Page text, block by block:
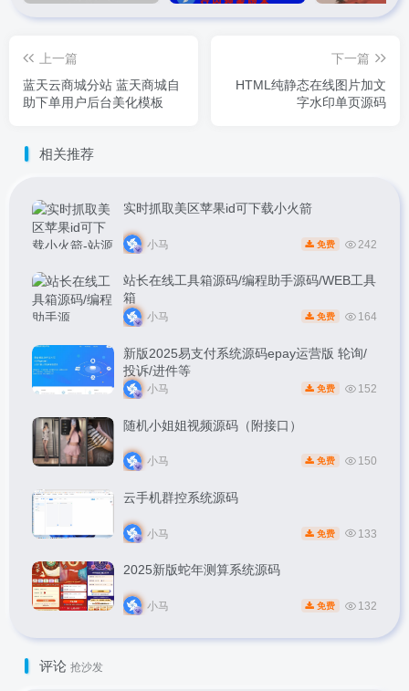
上一篇
蓝天云商城分站 蓝天商城自
助下单用户后台美化模板
下一篇
HTML纯静态在线图片加文
字水印单页源码
相关推荐
实时抓取美区苹果id可下载小火箭
小马 免费 242
站长在线工具箱源码/编程助手源码/WEB工具
箱
小马 免费 164
新版2025易支付系统源码epay运营版 轮询/
投诉/进件等
小马 免费 152
随机小姐姐视频源码（附接口）
小马 免费 150
云手机群控系统源码
小马 免费 133
2025新版蛇年测算系统源码
小马 免费 132
评论 抢沙发